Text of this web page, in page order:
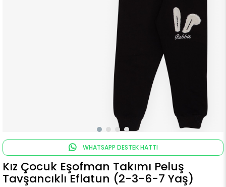
WHATSAPP DESTEK HATTI
Kız Çocuk Eşofman Takımı Peluş
Tavşancıklı Eflatun (2-3-6-7 Yaş)